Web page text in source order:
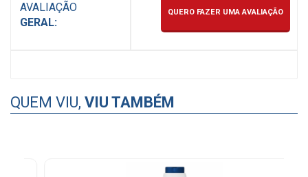
AVALIAÇÃO
GERAL:
QUERO FAZER UMA AVALIAÇÃO
QUEM VIU, VIU TAMBÉM